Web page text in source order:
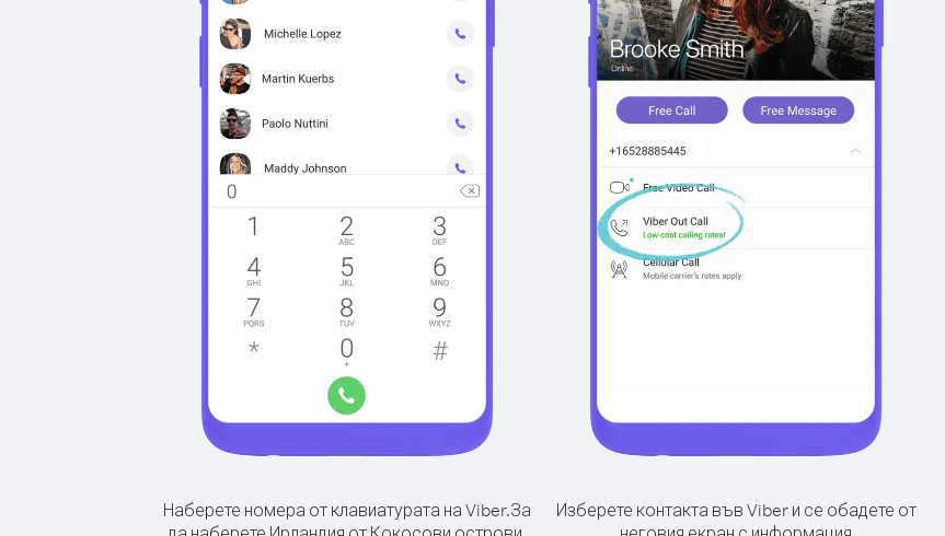
Наберете номера от клавиатурата на Viber.За
Изберете контакта във Viber и се обадете от